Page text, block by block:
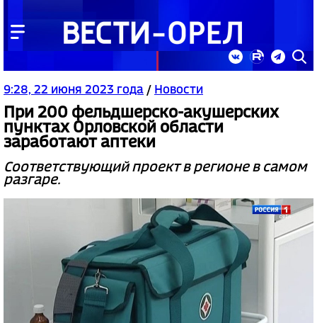
9:28, 22 июня 2023 года / Новости
При 200 фельдшерско-акушерских
пунктах Орловской области
заработают аптеки
Соответствующий проект в регионе в самом
разгаре.